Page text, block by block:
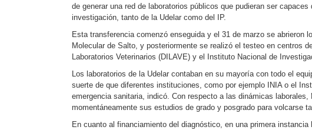
de generar una red de laboratorios públicos que pudieran ser
investigación, tanto de la Udelar como del IP.
Esta transferencia comenzó enseguida y el 31 de marzo se abrieron
Molecular de Salto, y posteriormente se realizó el testeo en centros
Laboratorios Veterinarios (DILAVE) y el Instituto Nacional de
Los laboratorios de la Udelar contaban en su mayoría con todo el
suerte de que diferentes instituciones, como por ejemplo INIA o el
emergencia sanitaria, indicó. Con respecto a las dinámicas
momentáneamente sus estudios de grado y posgrado para volcarse
En cuanto al financiamiento del diagnóstico, en una primera